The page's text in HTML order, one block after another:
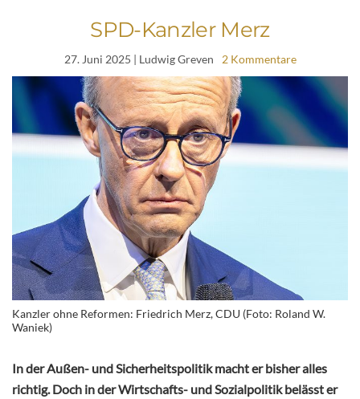
SPD-Kanzler Merz
27. Juni 2025 | Ludwig Greven 2 Kommentare
Kanzler ohne Reformen: Friedrich Merz, CDU (Foto: Roland W.
Waniek)
In der Außen- und Sicherheitspolitik macht er bisher alles
richtig. Doch in der Wirtschafts- und Sozialpolitik belässt er